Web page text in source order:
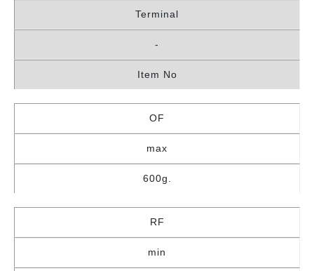
Terminal
-
Item No
OF
max
600g.
RF
min